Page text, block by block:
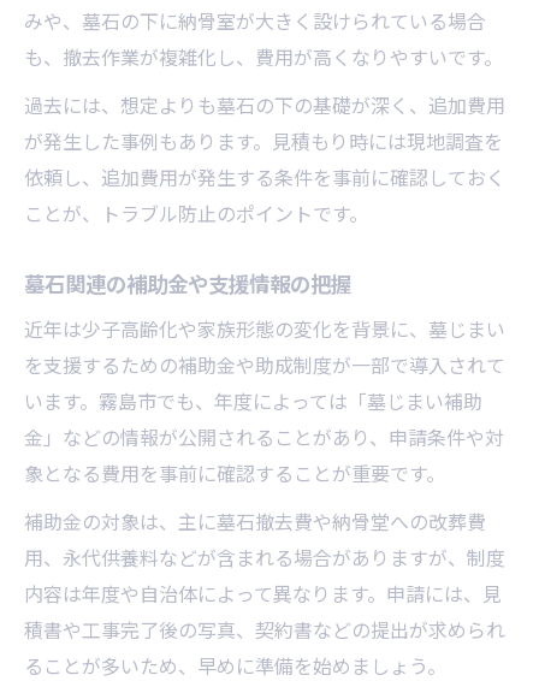
みや、墓石の下に納骨室が大きく設けられている場合
も、撤去作業が複雑化し、費用が高くなりやすいです。
過去には、想定よりも墓石の下の基礎が深く、追加費用
が発生した事例もあります。見積もり時には現地調査を
依頼し、追加費用が発生する条件を事前に確認しておく
ことが、トラブル防止のポイントです。
墓石関連の補助金や支援情報の把握
近年は少子高齢化や家族形態の変化を背景に、墓じまい
を支援するための補助金や助成制度が一部で導入されて
います。霧島市でも、年度によっては「墓じまい補助
金」などの情報が公開されることがあり、申請条件や対
象となる費用を事前に確認することが重要です。
補助金の対象は、主に墓石撤去費や納骨堂への改葬費
用、永代供養料などが含まれる場合がありますが、制度
内容は年度や自治体によって異なります。申請には、見
積書や工事完了後の写真、契約書などの提出が求められ
ることが多いため、早めに準備を始めましょう。